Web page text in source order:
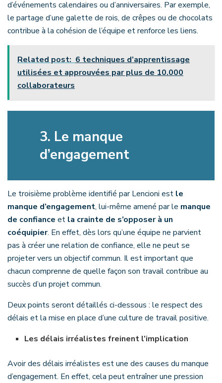
d’événements calendaires ou d’anniversaires. Par exemple,
le partage d’une galette de rois, de crêpes ou de chocolats
contribue à la cohésion de l’équipe et renforce les liens.
Related post: 6 techniques d’apprentissage
utilisées et approuvées par plus de 10.000
collaborateurs
3. Le manque
d’engagement
Le troisième problème identifié par Lencioni est le
manque d’engagement, lui-même amené par le manque
de confiance et la crainte de s’opposer à un
coéquipier. En effet, dès lors qu’une équipe ne parvient
pas à créer une relation de confiance, elle ne peut se
projeter vers un objectif commun. Il est important que
chacun comprenne de quelle façon son travail contribue au
succès d’un projet commun.
Deux points seront détaillés ci-dessous : le respect des
délais et la mise en place d’une culture de travail positive.
Les délais irréalistes freinent l’implication
Avoir des délais irréalistes est une des causes du manque
d’engagement. En effet, cela peut entraîner une pression